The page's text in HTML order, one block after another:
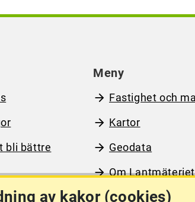
av kakor (cookies)
bli bättre
Meny
Fastighet och
Kartor
Geodata
Om Lantmäteriet